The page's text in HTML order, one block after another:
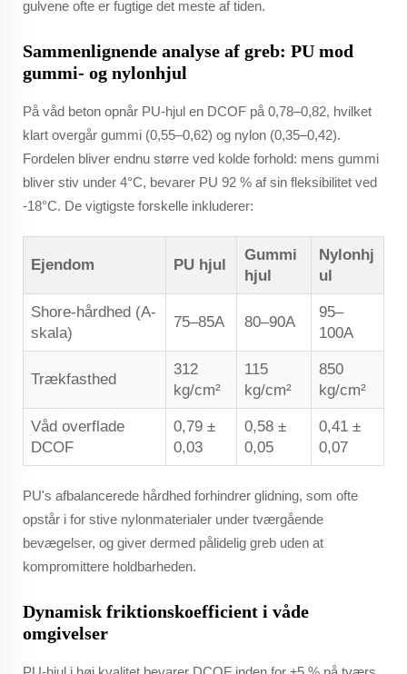
gulvene ofte er fugtige det meste af tiden.
Sammenlignende analyse af greb: PU mod
gummi- og nylonhjul
På våd beton opnår PU-hjul en DCOF på 0,78–0,82, hvilket
klart overgår gummi (0,55–0,62) og nylon (0,35–0,42).
Fordelen bliver endnu større ved kolde forhold: mens gummi
bliver stiv under 4°C, bevarer PU 92 % af sin fleksibilitet ved
-18°C. De vigtigste forskelle inkluderer:
Ejendom PU hjul
Gummi
hjul
Nylonhj
ul
Shore-hårdhed (A-
skala)
75–85A 80–90A
95–
100A
Trækfasthed
312
kg/cm²
115
kg/cm²
850
kg/cm²
Våd overflade
DCOF
0,79 ±
0,03
0,58 ±
0,05
0,41 ±
0,07
PU's afbalancerede hårdhed forhindrer glidning, som ofte
opstår i for stive nylonmaterialer under tværgående
bevægelser, og giver dermed pålidelig greb uden at
kompromittere holdbarheden.
Dynamisk friktionskoefficient i våde
omgivelser